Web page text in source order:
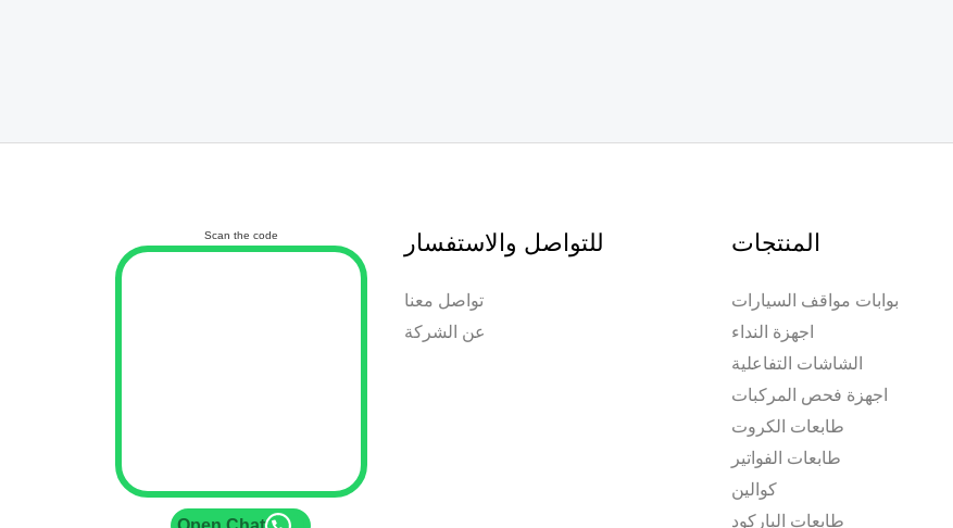
المنتجات
بوابات مواقف السيارات
اجهزة النداء
الشاشات التفاعلية
اجهزة فحص المركبات
طابعات الكروت
طابعات الفواتير
كوالين
طابعات الباركود
للتواصل والاستفسار
تواصل معنا
عن الشركة
Scan the code